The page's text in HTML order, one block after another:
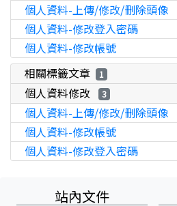
個人資料-上傳/修改/刪除頭像
個人資料-修改登入密碼
個人資料-修改帳號
相關標籤文章
1
個人資料修改 3
個人資料-上傳/修改/刪除頭像
個人資料-修改帳號
個人資料-修改登入密碼
站內文件